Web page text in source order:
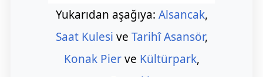
Yukarıdan aşağıya: Alsancak,
Saat Kulesi ve Tarihî Asansör,
Konak Pierve Kültürpark,